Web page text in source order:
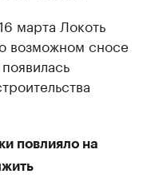
марта Локоть
о возможном сносе
повлияло на